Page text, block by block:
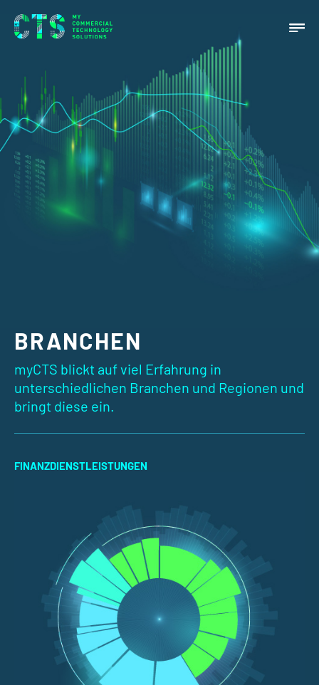
BRANCHEN
myCTS blickt auf viel Erfahrung in
unterschiedlichen Branchen und Regionen und
bringt diese ein.
FINANZDIENSTLEISTUNGEN